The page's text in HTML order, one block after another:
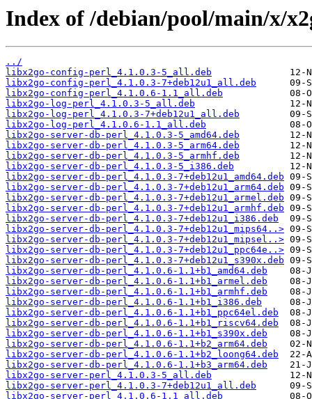
Index of /debian/pool/main/x/
../
libx2go-config-perl_4.1.0.3-5_all.deb
libx2go-config-perl_4.1.0.3-7+deb12u1_all.deb
libx2go-config-perl_4.1.0.6-1.1_all.deb
libx2go-log-perl_4.1.0.3-5_all.deb
libx2go-log-perl_4.1.0.3-7+deb12u1_all.deb
libx2go-log-perl_4.1.0.6-1.1_all.deb
libx2go-server-db-perl_4.1.0.3-5_amd64.deb
libx2go-server-db-perl_4.1.0.3-5_arm64.deb
libx2go-server-db-perl_4.1.0.3-5_armhf.deb
libx2go-server-db-perl_4.1.0.3-5_i386.deb
libx2go-server-db-perl_4.1.0.3-7+deb12u1_amd64.deb
libx2go-server-db-perl_4.1.0.3-7+deb12u1_arm64.deb
libx2go-server-db-perl_4.1.0.3-7+deb12u1_armel.deb
libx2go-server-db-perl_4.1.0.3-7+deb12u1_armhf.deb
libx2go-server-db-perl_4.1.0.3-7+deb12u1_i386.deb
libx2go-server-db-perl_4.1.0.3-7+deb12u1_mips64..>
libx2go-server-db-perl_4.1.0.3-7+deb12u1_mipsel..>
libx2go-server-db-perl_4.1.0.3-7+deb12u1_ppc64e..>
libx2go-server-db-perl_4.1.0.3-7+deb12u1_s390x.deb
libx2go-server-db-perl_4.1.0.6-1.1+b1_amd64.deb
libx2go-server-db-perl_4.1.0.6-1.1+b1_armel.deb
libx2go-server-db-perl_4.1.0.6-1.1+b1_armhf.deb
libx2go-server-db-perl_4.1.0.6-1.1+b1_i386.deb
libx2go-server-db-perl_4.1.0.6-1.1+b1_ppc64el.deb
libx2go-server-db-perl_4.1.0.6-1.1+b1_riscv64.deb
libx2go-server-db-perl_4.1.0.6-1.1+b1_s390x.deb
libx2go-server-db-perl_4.1.0.6-1.1+b2_arm64.deb
libx2go-server-db-perl_4.1.0.6-1.1+b2_loong64.deb
libx2go-server-db-perl_4.1.0.6-1.1+b3_arm64.deb
libx2go-server-perl_4.1.0.3-5_all.deb
libx2go-server-perl_4.1.0.3-7+deb12u1_all.deb
libx2go-server-perl_4.1.0.6-1.1_all.deb